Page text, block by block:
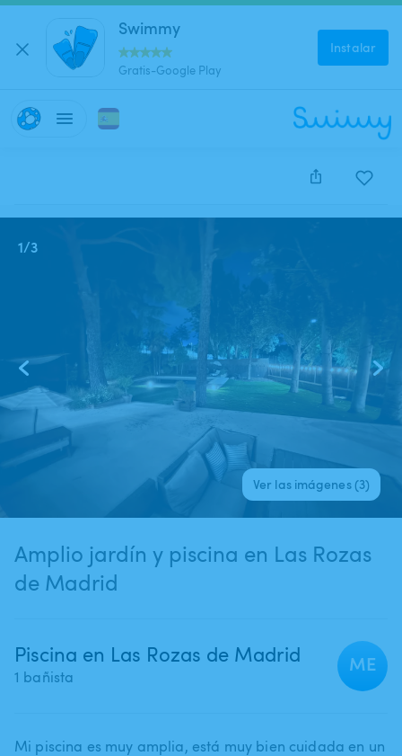
Swimmy
Gratis-Google Play
Instalar
1/3
Ver las imágenes (3)
Amplio jardín y piscina en Las Rozas
de Madrid
Piscina en Las Rozas de Madrid
1 bañista
ME
Mi piscina es muy amplia​,​ está muy bien cuidada en un